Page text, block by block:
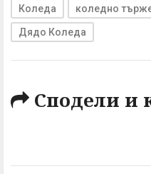
Коледа коледно
Дядо Коледа
Сподели и